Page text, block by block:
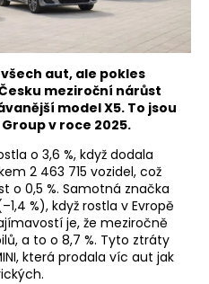
aut, ale pokles
meziroční nárůst
model X5. To jsou
v roce 2025.
o 3,6 %, když dodala
2 463 715 vozidel, což
o 0,5 %. Samotná značka
%), když rostla v Evropě
je, že meziročně
a to o 8,7 %. Tyto ztráty
která prodala víc aut jak